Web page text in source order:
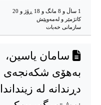
1 ساڵ و 8 مانگ و 18 ڕۆژ و 20
کاتژمێر و له‌مه‌وپێش‌
سازمانی خەبات
سامان یاسین،
بەهۆی شکەنجەی
دڕندانە لە زینداندا